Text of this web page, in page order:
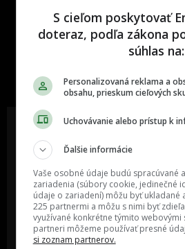
One time
najzabávnejšie
Oslov reklamou viac ako milión
ľudí v rôznych vekových
kategóriách a na rôznych
sociálnych sieťach a nakopni svoj
biznis alebo produkt.
MÁM ZÁUJEM O
SPOLUPRÁCU
S cieľom poskytovať
doteraz, podľa zákona
súhlas na:
Personalizovaná reklama a
obsahu, prieskum cieľových
Uchovávanie alebo prístup k
Ďalšie informácie
Vaše osobné údaje budú spracúvané
zariadenia (súbory cookie, jedinečné
údaje o zariadení) môžu byť ukladané
225 partnermi a môžu s nimi byť
využívané konkrétne týmito webovými
partneri môžeme používať presné
si zoznam partnerov.